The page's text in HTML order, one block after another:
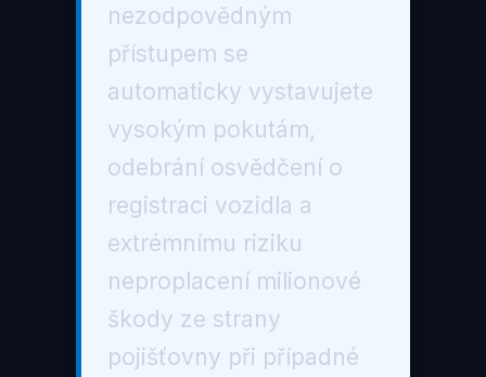
nezodpovědným
přístupem se
automaticky vystavujete
vysokým pokutám,
odebrání osvědčení o
registraci vozidla a
extrémnímu riziku
neproplacení milionové
škody ze strany
pojišťovny při případné